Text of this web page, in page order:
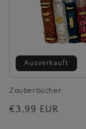
Ausverkauft
Zauberbücher
Normaler
€3,99 EUR